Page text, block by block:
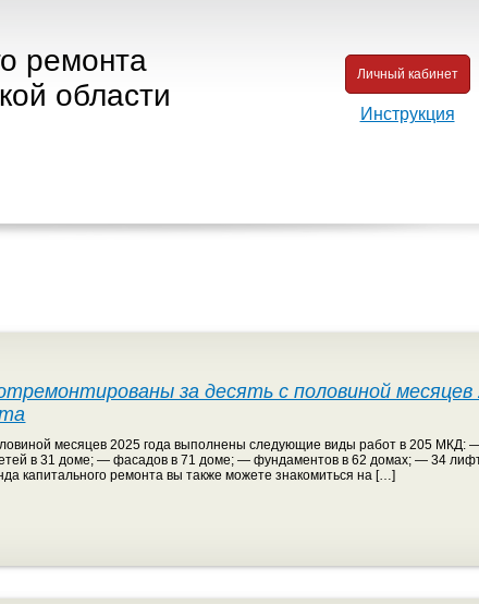
ремонта
области
Личный кабинет
Инструкция
за десять с половиной месяцев
месяцев 2025 года выполнены следующие виды работ в 205
в 31 доме; — фасадов в 71 доме; — фундаментов в 62 домах; — 34
капитального ремонта вы также можете знакомиться на […]